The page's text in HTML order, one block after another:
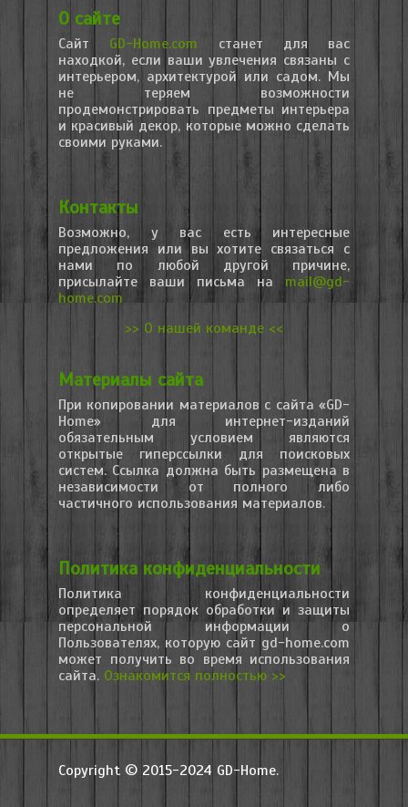
О сайте
Сайт GD-Home.com станет для вас
находкой, если ваши увлечения связаны с
интерьером, архитектурой или садом. Мы
не теряем возможности
продемонстрировать предметы интерьера
и красивый декор, которые можно сделать
своими руками.
Контакты
Возможно, у вас есть интересные
предложения или вы хотите связаться с
нами по любой другой причине,
присылайте ваши письма на mail@gd-
home.com
>> О нашей команде <<
Материалы сайта
При копировании материалов с сайта «GD-
Home» для интернет-изданий
обязательным условием являются
открытые гиперссылки для поисковых
систем. Ссылка должна быть размещена в
независимости от полного либо
частичного использования материалов.
Политика конфиденциальности
Политика конфиденциальности
определяет порядок обработки и защиты
персональной информации о
Пользователях, которую сайт gd-home.com
может получить во время использования
сайта. Ознакомится полностью >>
Copyright © 2015-2024 GD-Home.